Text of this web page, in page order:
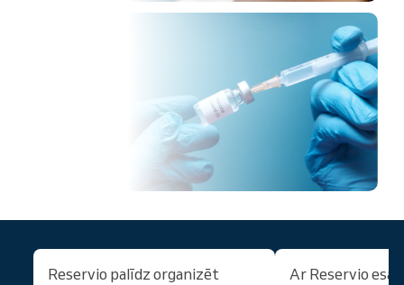
Reservio palīdz organizēt
Ar Reservio